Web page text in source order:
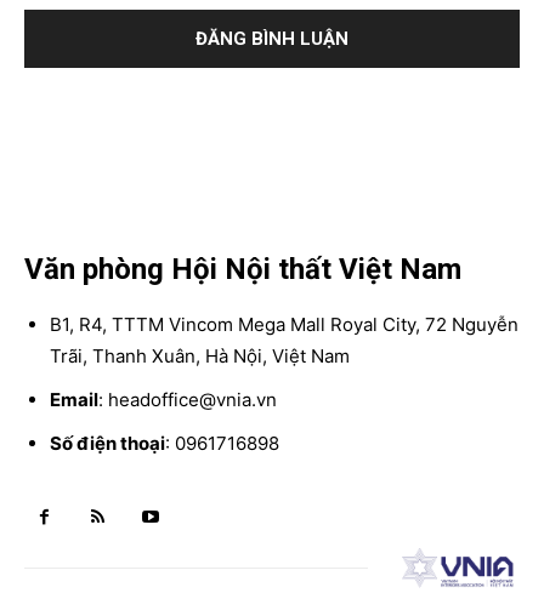
Văn phòng Hội Nội thất Việt Nam
B1, R4, TTTM Vincom Mega Mall Royal City, 72 Nguyễn
Trãi, Thanh Xuân, Hà Nội, Việt Nam
Email: headoffice@vnia.vn
Số điện thoại: 0961716898